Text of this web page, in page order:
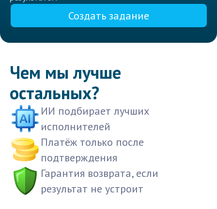
Создать задание
Чем мы лучше
остальных?
ИИ подбирает лучших
исполнителей
Платёж только после
подтверждения
Гарантия возврата, если
результат не устроит